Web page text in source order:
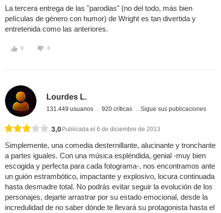
La tercera entrega de las "parodias" (no del todo, más bien
películas de género con humor) de Wright es tan divertida y
entretenida como las anteriores.
0 0
Lourdes L.
131.449 usuarios 920 críticas Sigue sus publicaciones
3,0 Publicada el 6 de diciembre de 2013
Simplemente, una comedia desternillante, alucinante y tronchante
a partes iguales. Con una música espléndida, genial -muy bien
escogida y perfecta para cada fotograma-, nos encontramos ante
un guión estrambótico, impactante y explosivo, locura continuada
hasta desmadre total. No podrás evitar seguir la evolución de los
personajes, dejarte arrastrar por su estado emocional, desde la
incredulidad de no saber dónde te llevará su protagonista hasta el